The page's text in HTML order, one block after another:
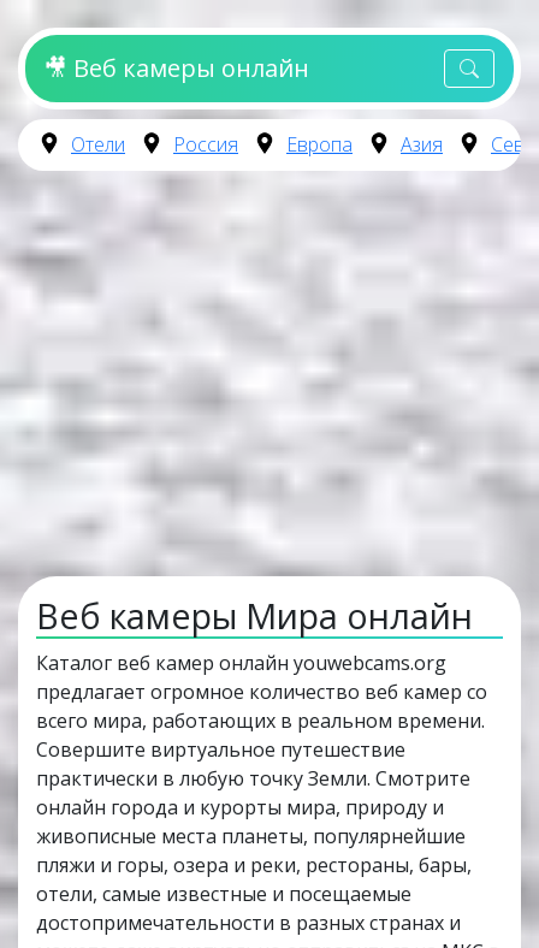
🎥 Веб камеры онлайн
Отели Россия Европа Азия
Веб камеры Мира онлайн
Каталог веб камер онлайн youwebcams.org
предлагает огромное количество веб камер со
всего мира, работающих в реальном времени.
Совершите виртуальное путешествие
практически в любую точку Земли. Смотрите
онлайн города и курорты мира, природу и
живописные места планеты, популярнейшие
пляжи и горы, озера и реки, рестораны, бары,
отели, самые известные и посещаемые
достопримечательности в разных странах и